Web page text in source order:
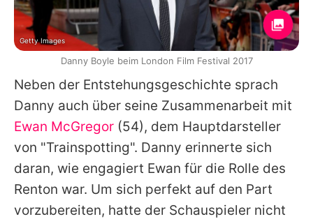
Neben der Entstehungsgeschichte sprach
Danny auch über seine Zusammenarbeit mit
Ewan McGregor (54), dem Hauptdarsteller
von "Trainspotting". Danny erinnerte sich
daran, wie engagiert Ewan für die Rolle des
Renton war. Um sich perfekt auf den Part
vorzubereiten, hatte der Schauspieler nicht
Getty Images
Danny Boyle beim London Film Festival 2017